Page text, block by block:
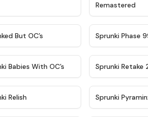
Remastered
But OC’s Sprunki Phase
★ 4.8
Babies With OC’s Sprunki Retake
Relish Sprunki